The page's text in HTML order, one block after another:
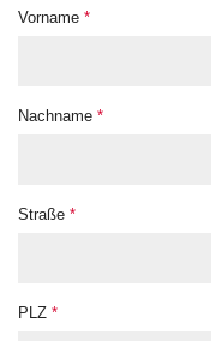
Vorname *
Nachname *
Straße *
PLZ *